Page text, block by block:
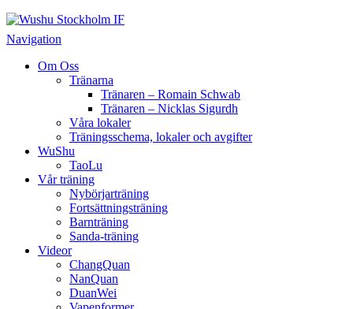
Wushu Stockholm IF
Taoluträning i Stockholm
Navigation
Om Oss
Tränarna
Tränaren – Romain Schwab
Tränaren – Nicklas Sigurdh
Våra lokaler
Träningsschema, lokaler och avgifter
WuShu
TaoLu
Vår träning
Nybörjarträning
Fortsättningsträning
Barnträning
Sanda-träning
Videor
ChangQuan
NanQuan
DuanWei